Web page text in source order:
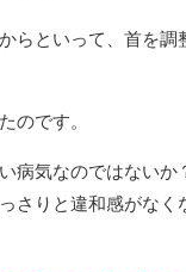
らといって、首を調
のです。
病気なのではないか
さりと違和感がなく